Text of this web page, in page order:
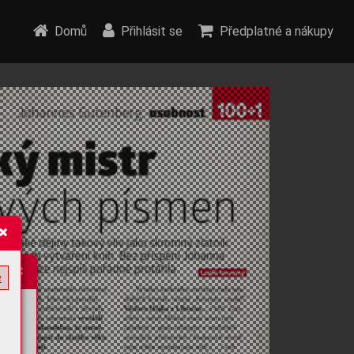
Domů Přihlásit se Předplatné a nákupy